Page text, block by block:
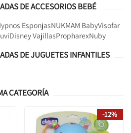
DE ACCESORIOS BEBÉ
EsponjasNUKMAM BabyVisofar
Disney VajillasPropharexNuby
DE JUGUETES INFANTILES
CATEGORÍA
-12%